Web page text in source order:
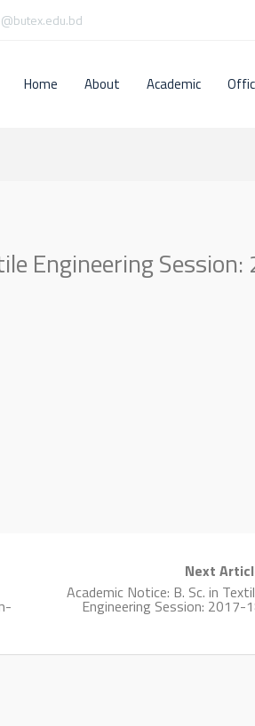
Home About Academic
Engineering
Next
Academic Notice: B. Sc. in
Engineering Session: 2017-